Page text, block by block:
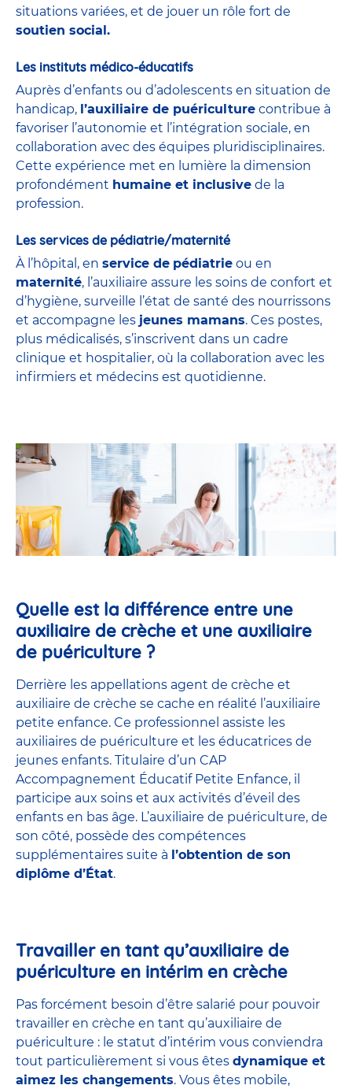
situations variées, et de jouer un rôle fort de
soutien social.
Les instituts médico-éducatifs
Auprès d’enfants ou d’adolescents en situation de
handicap, l’auxiliaire de puériculture contribue à
favoriser l’autonomie et l’intégration sociale, en
collaboration avec des équipes pluridisciplinaires.
Cette expérience met en lumière la dimension
profondément humaine et inclusive de la
profession.
Les services de pédiatrie/maternité
À l’hôpital, en service de pédiatrie ou en
maternité, l’auxiliaire assure les soins de confort et
d’hygiène, surveille l’état de santé des nourrissons
et accompagne les jeunes mamans. Ces postes,
plus médicalisés, s’inscrivent dans un cadre
clinique et hospitalier, où la collaboration avec les
infirmiers et médecins est quotidienne.
Quelle est la différence entre une
auxiliaire de crèche et une auxiliaire
de puériculture ?
Derrière les appellations agent de crèche et
auxiliaire de crèche se cache en réalité l’auxiliaire
petite enfance. Ce professionnel assiste les
auxiliaires de puériculture et les éducatrices de
jeunes enfants. Titulaire d’un CAP
Accompagnement Éducatif Petite Enfance, il
participe aux soins et aux activités d’éveil des
enfants en bas âge. L’auxiliaire de puériculture, de
son côté, possède des compétences
supplémentaires suite à l’obtention de son
diplôme d’État.
Travailler en tant qu’auxiliaire de
puériculture en intérim en crèche
Pas forcément besoin d’être salarié pour pouvoir
travailler en crèche en tant qu’auxiliaire de
puériculture : le statut d’intérim vous conviendra
tout particulièrement si vous êtes dynamique et
aimez les changements. Vous êtes mobile,